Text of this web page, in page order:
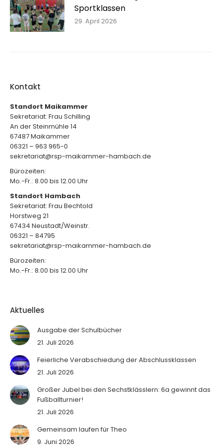
Sportklassen
29. April 2026
Kontakt
Standort Maikammer
Sekretariat: Frau Schilling
An der Steinmühle 14
67487 Maikammer
06321 – 963 965-0
sekretariat@rsp-maikammer-hambach.de
Bürozeiten:
Mo.-Fr.: 8.00 bis 12.00 Uhr
Standort Hambach
Sekretariat: Frau Bechtold
Horstweg 21
67434 Neustadt/Weinstr.
06321 – 84795
sekretariat@rsp-maikammer-hambach.de
Bürozeiten:
Mo.-Fr.: 8.00 bis 12.00 Uhr
Aktuelles
Ausgabe der Schulbücher
21. Juli 2026
Feierliche Verabschiedung der Abschlussklassen
21. Juli 2026
Großer Jubel bei den Sechstklässlern: 6a gewinnt das
Fußballturnier!
21. Juli 2026
Gemeinsam laufen für Theo
9. Juni 2026